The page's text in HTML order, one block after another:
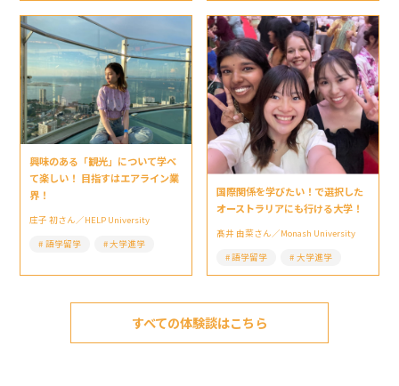
興味のある「観光」について学べ
て楽しい！ 目指すはエアライン業
界！
庄子 初さん／HELP University
語学留学
大学進学
国際関係を学びたい！で選択した
オーストラリアにも行ける大学！
髙井 由菜さん／Monash University
語学留学
大学進学
すべての体験談はこちら